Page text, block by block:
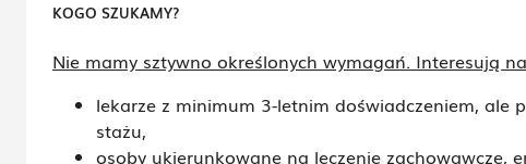
KOGO SZUKAMY?
Nie mamy sztywno określonych wymagań. Interesują
lekarze z minimum 3-letnim doświadczeniem, ale
stażu,
osoby ukierunkowane na leczenie zachowawcze,